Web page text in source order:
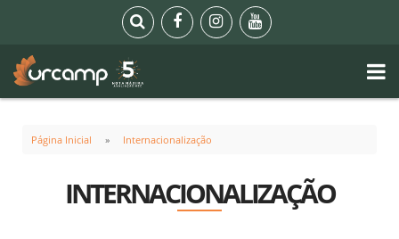
Página Inicial Internacionalização
INTERNACIONALIZAÇÃO